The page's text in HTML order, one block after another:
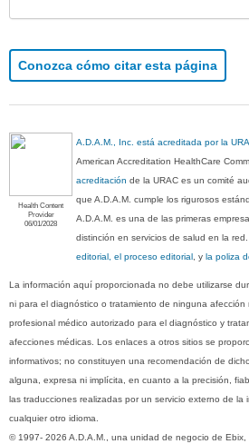
Conozca cómo citar esta página
Health Content
Provider
06/01/2028
A.D.A.M., Inc. está acreditada por la
American Accreditation HealthCare
acreditación de la URAC es un comité
que A.D.A.M. cumple los rigurosos
A.D.A.M. es una de las primeras
distinción en servicios de salud en la
editorial, el proceso editorial , yla poliza
La información aquí proporcionada no debe utilizarse
ni para el diagnóstico o tratamiento de ninguna
profesional médico autorizado para el diagnóstico y
afecciones médicas. Los enlaces a otros sitios se
informativos; no constituyen una recomendación de
alguna, expresa ni implícita, en cuanto a la precisión,
las traducciones realizadas por un servicio externo de la
cualquier otro idioma.
© 1997- 2026 A.D.A.M., una unidad de negocio de